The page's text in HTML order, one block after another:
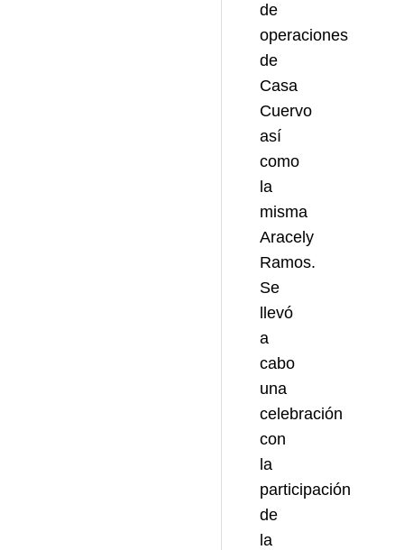
de
operaciones
de
Casa
Cuervo
así
como
la
misma
Aracely
Ramos.
Se
llevó
a
cabo
una
celebración
con
la
participación
de
la